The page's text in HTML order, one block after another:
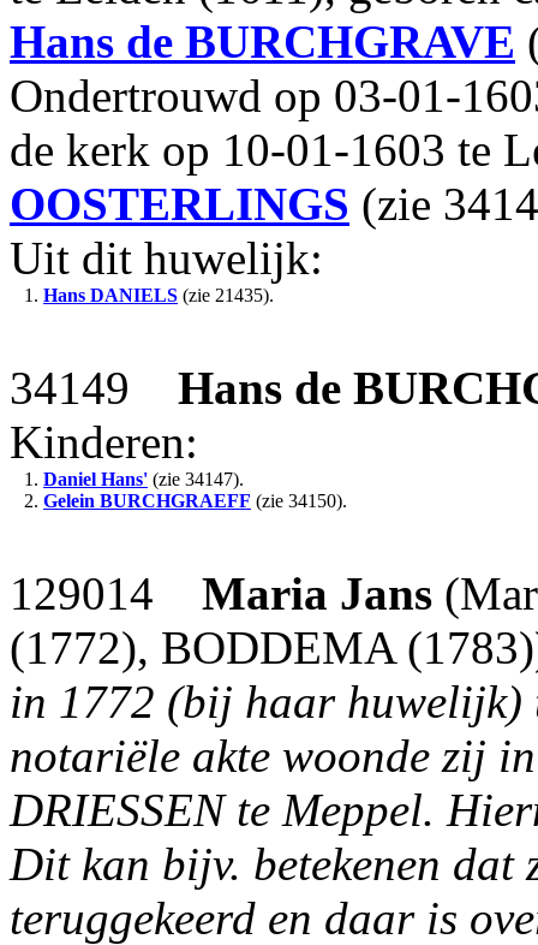
Hans de BURCHGRAVE
Ondertrouwd op 03-01-
de kerk op 10-01-1603 te
OOSTERLINGS (zie
Uit dit huwelijk:
1. Hans DANIELS (zie 21435).
34149 Hans de
Kinderen:
1. Daniel Hans' (zie 34147).
2. Gelein BURCHGRAEFF (zie 34150).
129014 Maria Jans
(1772), BODDEMA
in 1772 (bij haar huwelijk)
notariële akte woonde zij
DRIESSEN te Meppel.
Dit kan bijv. betekenen dat
teruggekeerd en daar is